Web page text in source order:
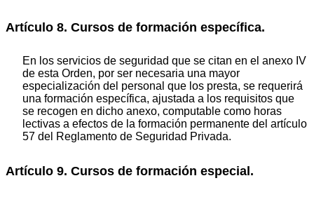
Artículo 8. Cursos de formación específica.
En los servicios de seguridad que se citan en el anexo IV
de esta Orden, por ser necesaria una mayor
especialización del personal que los presta, se requerirá
una formación específica, ajustada a los requisitos que
se recogen en dicho anexo, computable como horas
lectivas a efectos de la formación permanente del artículo
57 del Reglamento de Seguridad Privada.
Artículo 9. Cursos de formación especial.